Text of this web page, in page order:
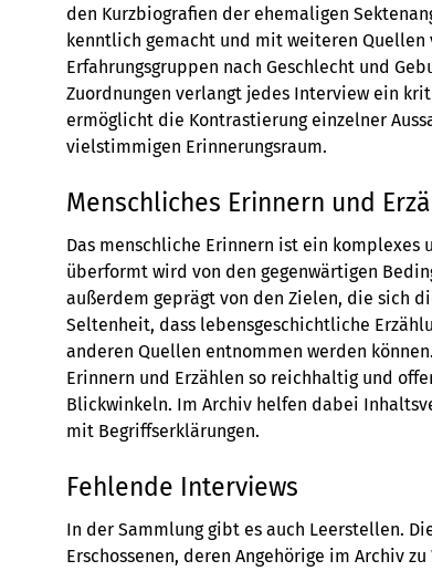
den Kurzbiografien der ehemaligen
kenntlich gemacht und mit weiteren Quellen
Erfahrungsgruppen nach Geschlecht und
Zuordnungen verlangt jedes Interview ein
ermöglicht die Kontrastierung einzelner
vielstimmigen Erinnerungsraum.
Menschliches Erinnern und
Das menschliche Erinnern ist ein
überformt wird von den gegenwärtigen
außerdem geprägt von den Zielen, die sich
Seltenheit, dass lebensgeschichtliche
anderen Quellen entnommen werden
Erinnern und Erzählen so reichhaltig und
Blickwinkeln. Im Archiv helfen dabei
mit Begriffserklärungen.
Fehlende Interviews
In der Sammlung gibt es auch Leerstellen.
Erschossenen, deren Angehörige im Archiv